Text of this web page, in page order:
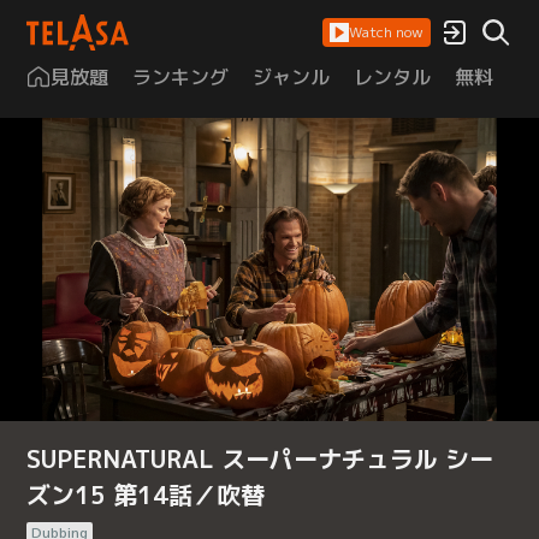
Watch now
見放題 ランキング ジャンル レンタル 無料
SUPERNATURAL スーパーナチュラル シー
ズン15 第14話／吹替
Dubbing